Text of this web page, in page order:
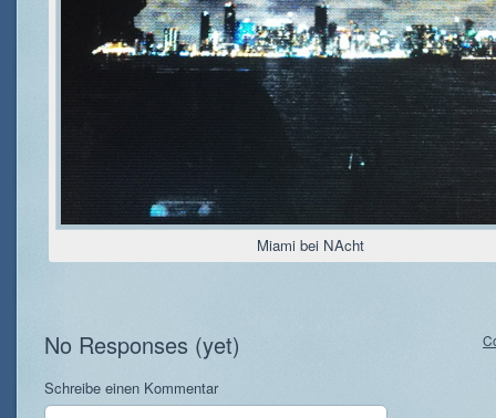
Miami bei NAcht
No Responses (yet)
Schreibe einen Kommentar